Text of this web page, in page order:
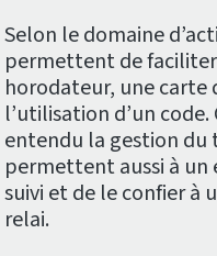
Selon le domaine
permettent de faciliter
horodateur, une carte
l’utilisation d’un
entendu la gestion du
permettent aussi à
suivi et de le confier à
relai.